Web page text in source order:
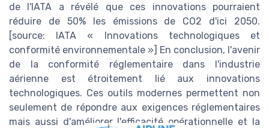
de l'IATA a révélé que ces innovations pourraient
réduire de 50% les émissions de CO2 d'ici 2050.
[source: IATA « Innovations technologiques et
conformité environnementale »] En conclusion, l'avenir
de la conformité réglementaire dans l'industrie
aérienne est étroitement lié aux innovations
technologiques. Ces outils modernes permettent non
seulement de répondre aux exigences réglementaires
mais aussi d'améliorer l'efficacité opérationnelle et la